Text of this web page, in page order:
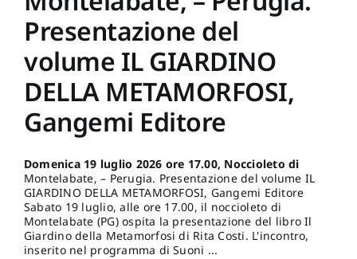
Gangemi
Presentazione del
volume IL GIARDINO
DELLA METAMORFOSI,
Gangemi Editore
Domenica 19 luglio 2026 ore 17.00, Noccioleto di
Montelabate, – Perugia. Presentazione del volume IL
GIARDINO DELLA METAMORFOSI, Gangemi Editore
Sabato 19 luglio, alle ore 17.00, il noccioleto di
Montelabate (PG) ospita la presentazione del libro Il
Giardino della Metamorfosi di Rita Costi. L'incontro,
inserito nel programma di Suoni ...